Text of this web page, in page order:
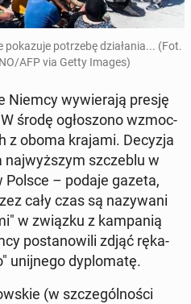
po­trze­bę dzia­ła­nia... (Fot.
AFP via Getty Images)
Niemcy wy­wie­ra­ją presję
środę ogło­szo­no wzmoc­
z oboma krajami. Decyzja
naj­wyż­szym szcze­blu w
– podaje gazeta,
cały czas są na­zy­wa­ni
w związku z kam­pa­nią
po­sta­no­wi­li zdjąć rę­ka­
unij­ne­go dy­plo­ma­tę.
(w szcze­gól­no­ści